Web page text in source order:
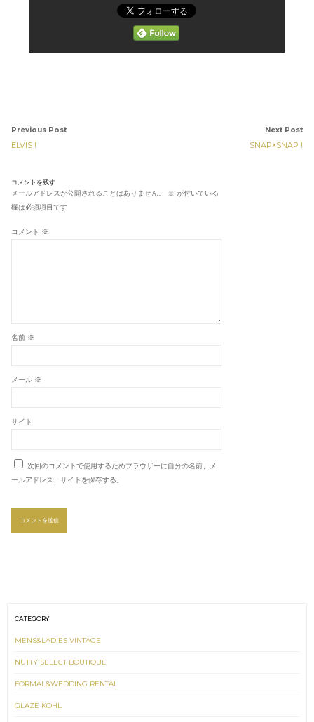
Previous Post
ELVIS !
Next Post
SNAP×SNAP !
コメントを残す
メールアドレスが公開されることはありません。 ※ が付いている
欄は必須項目です
コメント ※
名前 ※
メール ※
サイト
次回のコメントで使用するためブラウザーに自分の名前、メ
ールアドレス、サイトを保存する。
CATEGORY
MENS&LADIES VINTAGE
NUTTY SELECT BOUTIQUE
FORMAL&WEDDING RENTAL
GLAZE KOHL